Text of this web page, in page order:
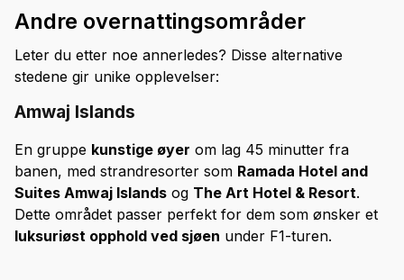
Andre overnattingsområder
Leter du etter noe annerledes? Disse alternative
stedene gir unike opplevelser:
Amwaj Islands
En gruppe kunstige øyer om lag 45 minutter fra
banen, med strandresorter som Ramada Hotel and
Suites Amwaj Islands og The Art Hotel & Resort.
Dette området passer perfekt for dem som ønsker et
luksuriøst opphold ved sjøen under F1-turen.